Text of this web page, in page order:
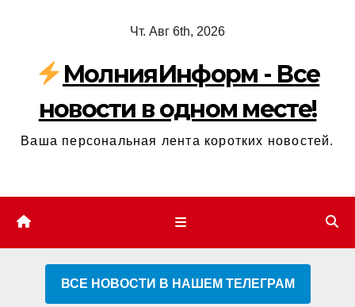
содержимому
Чт. Авг 6th, 2026
МолнияИнформ - Все
новости в одном месте!
Ваша персональная лента коротких новостей.
ВСЕ НОВОСТИ В НАШЕМ ТЕЛЕГРАМ